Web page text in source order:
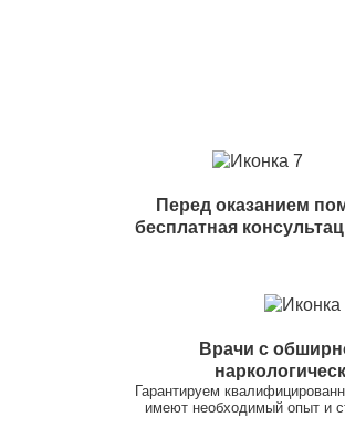
Перед оказанием
бесплатная
Врачи с
Гарантируем
имеют необходимый опыт и